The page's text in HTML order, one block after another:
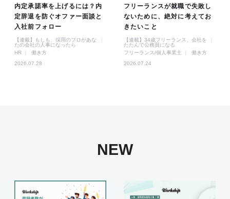
内定承諾率を上げるには？内
定辞退を防ぐオファー面談と
入社前フォロー
【連載】もしも、採用のプロがあな
たの会社の人事になったら
HR
働き方
2026.07.28
フリーランスが就職で失敗し
ないために、絶対に考えてお
きたいこと
【連載】34歳フリーランス、会社を
たたんで公務員になる
フリーランス/個人事業主
働き方
2026.07.24
NEW